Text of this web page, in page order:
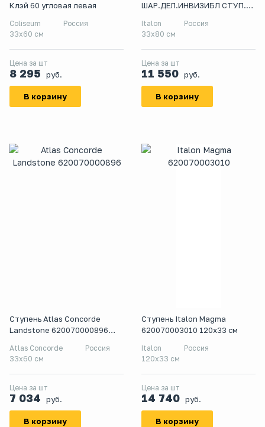
Клэй 60 угловая левая
Coliseum
Россия
33x60 см
Цена за шт
8 295 руб.
В корзину
ШАР.ДЕЛ.ИНВИЗИБЛ СТУП.80
Italon
Россия
33x80 см
Цена за шт
11 550 руб.
В корзину
Ступень Atlas Concorde
Landstone 620070000896
Atlas Concorde
Россия
33x60 см
Цена за шт
7 034 руб.
В корзину
Ступень Italon Magma
620070003010 120x33 см
Italon
Россия
120x33 см
Цена за шт
14 740 руб.
В корзину